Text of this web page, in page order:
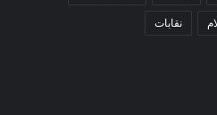
نقابات